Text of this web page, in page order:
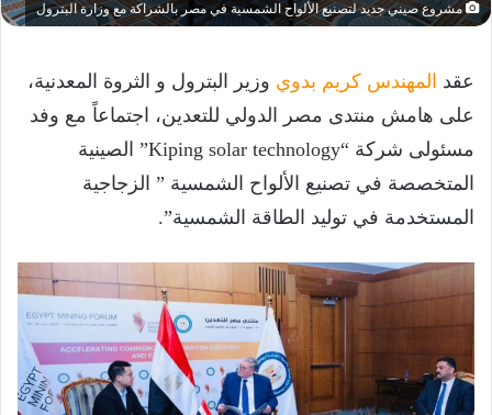
مشروع صيني جديد لتصنيع الألواح الشمسية في مصر بالشراكة مع وزارة البترول
عقد المهندس كريم بدوي وزير البترول و الثروة المعدنية،
على هامش منتدى مصر الدولي للتعدين، اجتماعاً مع وفد
مسئولى شركة “Kiping solar technology” الصينية
المتخصصة في تصنيع الألواح الشمسية ” الزجاجية
المستخدمة في توليد الطاقة الشمسية”.